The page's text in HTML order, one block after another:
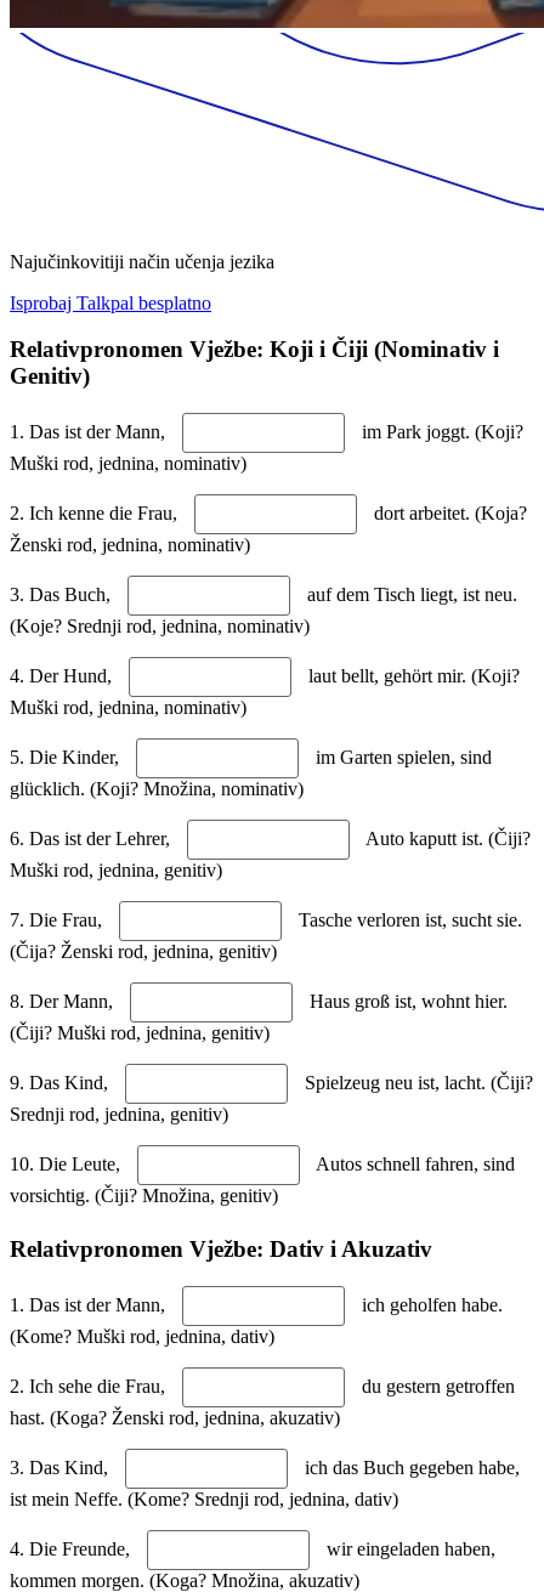
Najučinkovitiji način učenja jezika
Isprobaj Talkpal besplatno
Relativpronomen Vježbe: Koji i Čiji (Nominativ i
Genitiv)
1. Das ist der Mann,
im Park joggt. (Koji?
Muški rod, jednina, nominativ)
2. Ich kenne die Frau,
dort arbeitet. (Koja?
Ženski rod, jednina, nominativ)
3. Das Buch,
auf dem Tisch liegt, ist neu.
(Koje? Srednji rod, jednina, nominativ)
4. Der Hund,
laut bellt, gehört mir. (Koji?
Muški rod, jednina, nominativ)
5. Die Kinder,
im Garten spielen, sind
glücklich. (Koji? Množina, nominativ)
6. Das ist der Lehrer,
Auto kaputt ist. (Čiji?
Muški rod, jednina, genitiv)
7. Die Frau,
Tasche verloren ist, sucht sie.
(Čija? Ženski rod, jednina, genitiv)
8. Der Mann,
Haus groß ist, wohnt hier.
(Čiji? Muški rod, jednina, genitiv)
9. Das Kind,
Spielzeug neu ist, lacht. (Čiji?
Srednji rod, jednina, genitiv)
10. Die Leute,
Autos schnell fahren, sind
vorsichtig. (Čiji? Množina, genitiv)
Relativpronomen Vježbe: Dativ i Akuzativ
1. Das ist der Mann,
ich geholfen habe.
(Kome? Muški rod, jednina, dativ)
2. Ich sehe die Frau,
du gestern getroffen
hast. (Koga? Ženski rod, jednina, akuzativ)
3. Das Kind,
ich das Buch gegeben habe,
ist mein Neffe. (Kome? Srednji rod, jednina, dativ)
4. Die Freunde,
wir eingeladen haben,
kommen morgen. (Koga? Množina, akuzativ)